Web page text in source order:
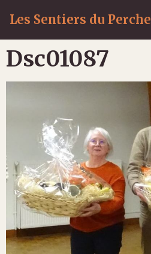
Les Sentiers du Perche
Dsc01087